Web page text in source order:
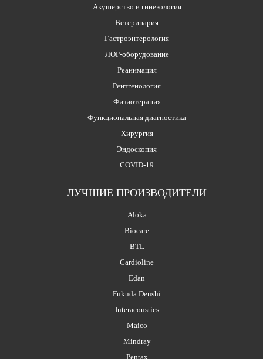
Акушерство и гинекология
Ветеринария
Гастроэнтерология
ЛОР-оборудование
Реанимация
Рентгенология
Физиотерапия
Функциональная диагностика
Хирургия
Эндоскопия
COVID-19
ЛУЧШИЕ ПРОИЗВОДИТЕЛИ
Aloka
Biocare
BTL
Cardioline
Edan
Fukuda Denshi
Interacoustics
Maico
Mindray
Pentax